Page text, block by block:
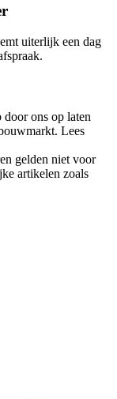
uiterlijk een dag
ons op laten
Lees
gelden niet voor
artikelen zoals